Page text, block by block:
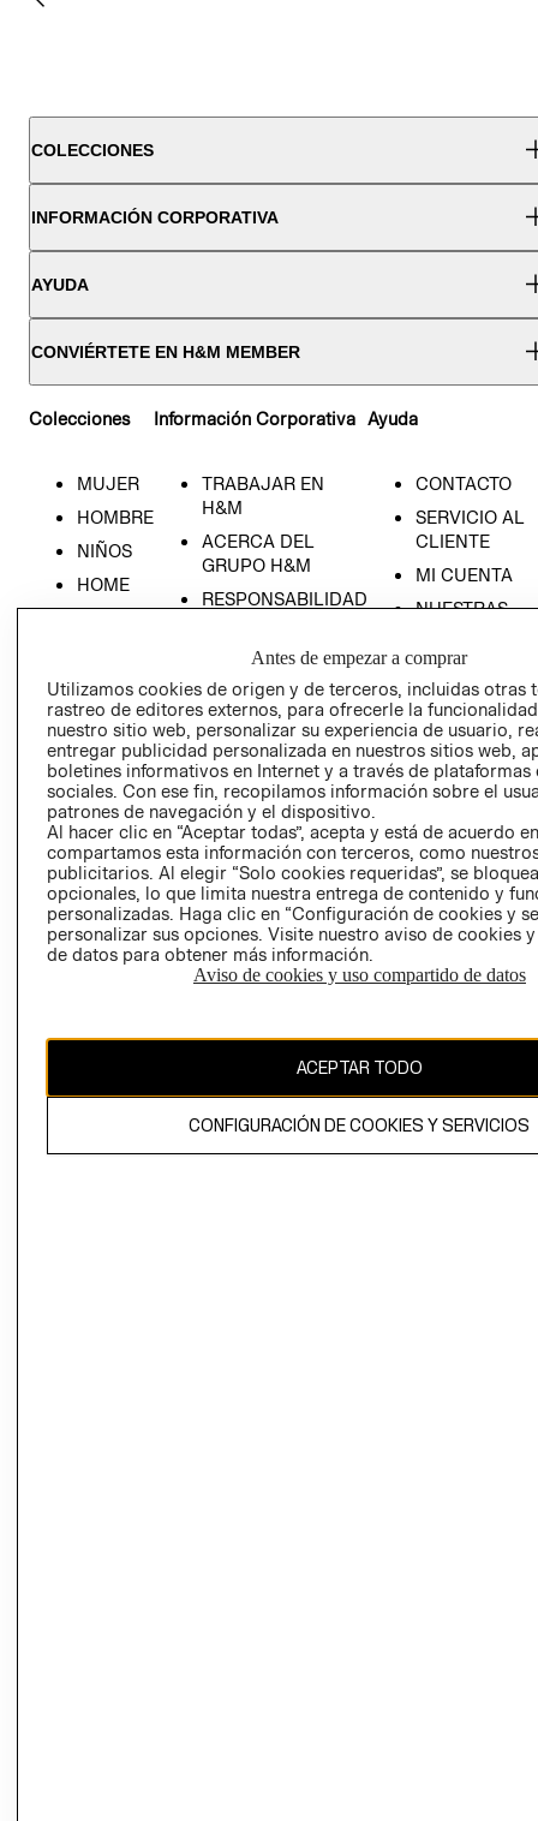
COLECCIONES
INFORMACIÓN CORPORATIVA
AYUDA
CONVIÉRTETE EN H&M MEMBER
Colecciones
MUJER
HOMBRE
NIÑOS
HOME
Información Corporativa
TRABAJAR EN
H&M
ACERCA DEL
GRUPO H&M
RESPONSABILIDAD
PRENSA
RELACIÓN CON
INVERSIONISTAS
POLÍTICA
EMPRESARIAL
Ayuda
CONTACTO
SERVICIO AL
CLIENTE
MI CUENTA
NUESTRAS
- RETIRO EN
TIENDA
TÉRMINOS Y
CONDICIONES
PRIVACIDAD
GIFT CARD
AVISO DE
COOKIES
Antes de empezar a comprar
Utilizamos cookies de origen y de terceros, incluidas otras
rastreo de editores externos, para ofrecerle la
nuestro sitio web, personalizar su experiencia de usuario,
entregar publicidad personalizada en nuestros sitios web,
boletines informativos en Internet y a través de plataformas
sociales. Con ese fin, recopilamos información sobre el
patrones de navegación y el dispositivo.
Al hacer clic en “Aceptar todas”, acepta y está de acuerdo
compartamos esta información con terceros, como
publicitarios. Al elegir “Solo cookies requeridas”, se
opcionales, lo que limita nuestra entrega de contenido y
personalizadas. Haga clic en “Configuración de cookies y
personalizar sus opciones. Visite nuestro aviso de cookies
de datos para obtener más información.
Aviso de cookies y uso compartido de datos
ACEPTAR TODO
CONFIGURACIÓN DE COOKIES Y SERVICIOS